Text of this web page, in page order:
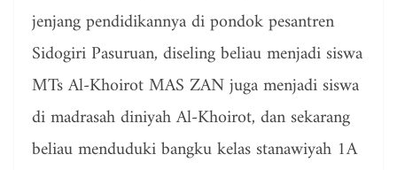
jenjang pendidikannya di pondok pesantren
Sidogiri Pasuruan, diseling beliau menjadi siswa
MTs Al-Khoirot MAS ZAN juga menjadi siswa
di madrasah diniyah Al-Khoirot, dan sekarang
beliau menduduki bangku kelas stanawiyah 1A